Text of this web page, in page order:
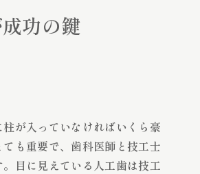
功の鍵
が入っていなければいくら豪
も重要で、歯科医師と技工士
目に見えている人工歯は技工